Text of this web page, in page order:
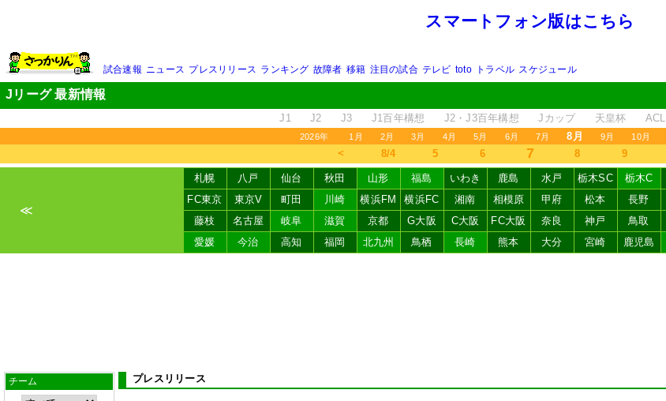
スマートフォン版はこちら
試合速報 ニュース プレスリリース ランキング 故障者 移籍 注目の試合 テレビ toto トラベル スケジュール
Jリーグ 最新情報
J1 J2 J3 J1百年構想 J2・J3百年構想 Jカップ 天皇杯 ACL
2026年 1月 2月 3月 4月 5月 6月 7月 8月 9月 10月
＜ 8/4 5 6 7 8 9
≪
札幌 八戸 仙台 秋田 山形 福島 いわき 鹿島 水戸 栃木SC 栃木C
FC東京
東京V 町田 川崎 横浜FM 横浜FC 湘南 相模原 甲府 松本 長野
藤枝
名古屋 岐阜 滋賀 京都 G大阪 C大阪 FC大阪 奈良 神戸 鳥取
愛媛
今治 高知 福岡 北九州 鳥栖 長崎 熊本 大分 宮崎 鹿児島
チーム プレスリリース